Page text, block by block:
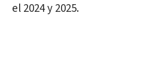
el 2024 y 2025.